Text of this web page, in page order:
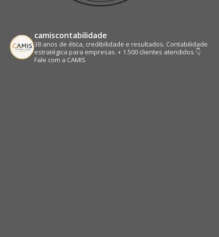
camiscontabilidade
38 anos de ética, credibilidade e resultados. Contabilidade
estratégica para empresas. + 1.500 clientes atendidos 👇
Fale com a CAMIS